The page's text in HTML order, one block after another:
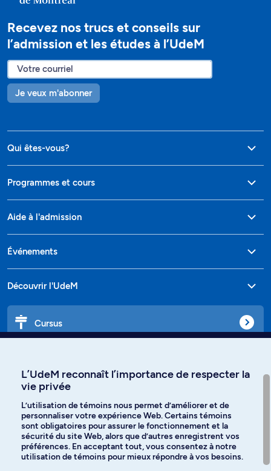
Recevez nos trucs et conseils sur
l’admission et les études à l’UdeM
Je veux m'abonner
Qui êtes-vous?
Programmes et cours
Aide à l'admission
Événements
Découvrir l'UdeM
Cursus
Langues
Facebook Instagram
L’UdeM reconnaît l’importance de respecter la
vie privée
L’utilisation de témoins nous permet d’améliorer et de
personnaliser votre expérience Web. Certains témoins
sont obligatoires pour assurer le fonctionnement et la
sécurité du site Web, alors que d’autres enregistrent vos
préférences. En acceptant tout, vous consentez à notre
utilisation de témoins pour mieux répondre à vos besoins.